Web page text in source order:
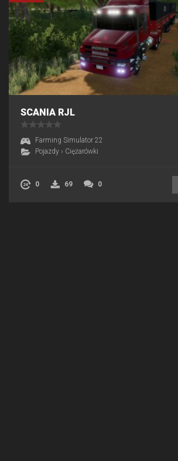
SCANIA RJL
Farming Simulator 22
Pojazdy › Ciężarówki
0 69 0